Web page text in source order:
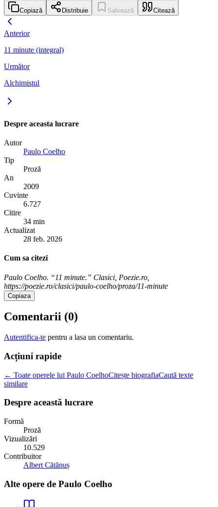
Copiază Distribuie Salvează Citează
Anterior
11 minute (integral)
Următor
Alchimistul
Despre aceasta lucrare
Autor
Paulo Coelho
Tip
Proză
An
2009
Cuvinte
6.727
Citire
34 min
Actualizat
28 feb. 2026
Cum sa citezi
Paulo Coelho. “11 minute.” Clasici, Poezie.ro,
https://poezie.ro/clasici/paulo-coelho/proza/11-minute
Copiaza
Comentarii (0)
Autentifica-te pentru a lasa un comentariu.
Acțiuni rapide
← Toate operele lui Paulo CoelhoCitește biografiaCaută texte
similare
Despre această lucrare
Formă
Proză
Vizualizări
10.529
Contribuitor
Albert Cătănuș
Alte opere de Paulo Coelho